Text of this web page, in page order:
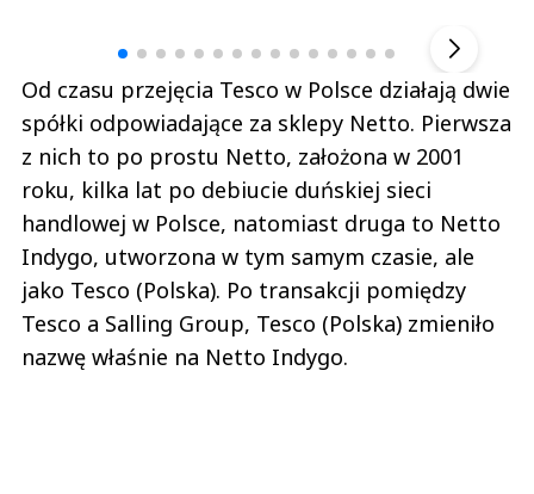
Od czasu przejęcia Tesco w Polsce działają dwie
spółki odpowiadające za sklepy Netto. Pierwsza
z nich to po prostu Netto, założona w 2001
roku, kilka lat po debiucie duńskiej sieci
handlowej w Polsce, natomiast druga to Netto
Indygo, utworzona w tym samym czasie, ale
jako Tesco (Polska). Po transakcji pomiędzy
Tesco a Salling Group, Tesco (Polska) zmieniło
nazwę właśnie na Netto Indygo.